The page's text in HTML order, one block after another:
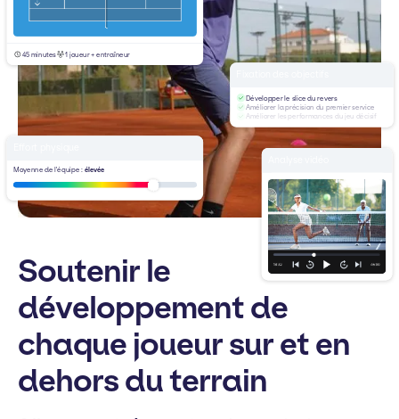
Soutenir le
développement de
chaque joueur sur et en
dehors du terrain
45 minutes 1 joueur + entraîneur
Moyenne de l'équipe :élevée
Développer le slice du revers
Améliorer la précision du premier service
Améliorer les performances du jeu décisif